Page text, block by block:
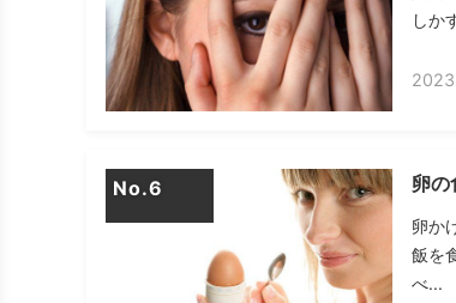
しか
No. 卵の
卵か
飯を
べ...